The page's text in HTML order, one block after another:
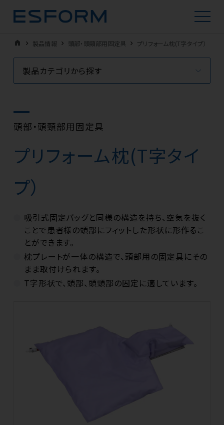
home 製品情報 頭部・頭頸部用固定具 プリフォーム枕(T字タイプ）
製品カテゴリから探す
頭部・頭頸部用固定具
プリフォーム枕(T字タイ
プ）
吸引式固定バッグと同様の構造を持ち、空気を抜く
ことで患者様の頭部にフィットした形状に形作るこ
とができます。
枕プレートが一体の構造で、頭部用の固定具にその
まま取付けられます。
T字形状で、頭部、頭頸部の固定に適しています。